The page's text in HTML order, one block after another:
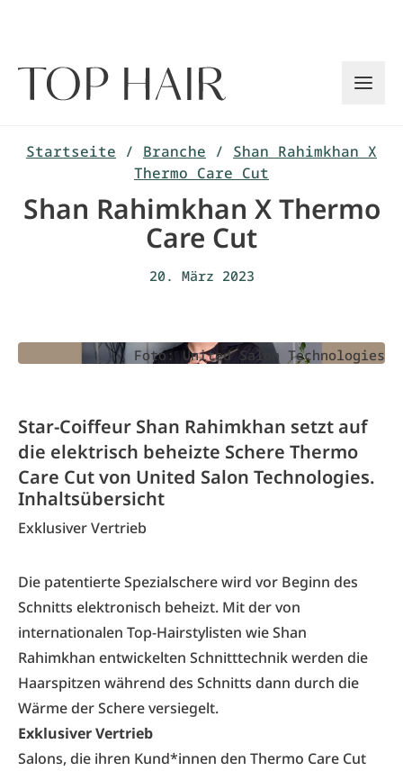
Startseite / Branche / Shan Rahimkhan X
Thermo Care Cut
Shan Rahimkhan X Thermo
Care Cut
20. März 2023
Foto: United Salon Technologies
Star-Coiffeur Shan Rahimkhan setzt auf
die elektrisch beheizte Schere Thermo
Care Cut von United Salon Technologies.
Inhaltsübersicht
Exklusiver Vertrieb
Die patentierte Spezialschere wird vor Beginn des
Schnitts elektronisch beheizt. Mit der von
internationalen Top-Hairstylisten wie Shan
Rahimkhan entwickelten Schnitttechnik werden die
Haarspitzen während des Schnitts dann durch die
Wärme der Schere versiegelt.
Exklusiver Vertrieb
Salons, die ihren Kund*innen den Thermo Care Cut